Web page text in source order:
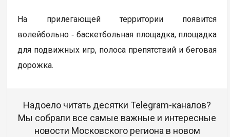
На прилегающей территории появится
волейбольно ‑ баскетбольная площадка, площадка
для подвижных игр, полоса препятствий и беговая
дорожка.
Надоело читать десятки Telegram-каналов?
Мы собрали все самые важные и интересные
новости Московского региона в новом